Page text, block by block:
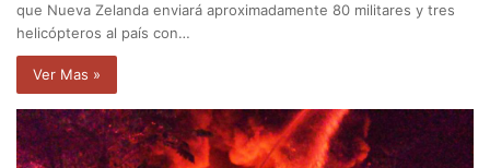
que Nueva Zelanda enviará aproximadamente 80 militares y tres
helicópteros al país con…
Ver Mas »